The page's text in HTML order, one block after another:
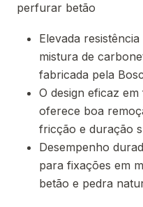
perfurar betão
Elevada
mistura de
fabricada pela
O design eficaz
oferece boa
fricção e duração
Desempenho
para fixações em
betão e pedra